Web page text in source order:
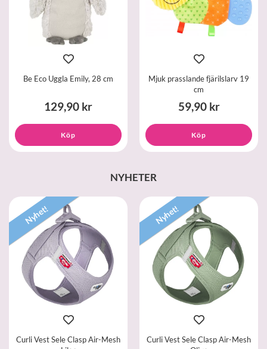
Be Eco Uggla Emily, 28 cm
129,90 kr
Köp
Mjuk prasslande fjärilslarv 19
cm
59,90 kr
Köp
NYHETER
Nyhet!
Curli Vest Sele Clasp Air-Mesh
Nyhet!
Curli Vest Sele Clasp Air-Mesh